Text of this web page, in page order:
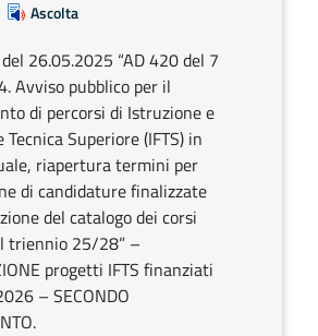
Ascolta
26.05.2025 “AD 420 del 7
Avviso pubblico per il
di percorsi di Istruzione e
Tecnica Superiore (IFTS) in
riapertura termini per
di candidature finalizzate
del catalogo dei corsi
triennio 25/28” –
progetti IFTS finanziati
– SECONDO